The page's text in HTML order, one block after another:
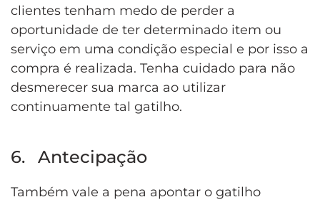
clientes tenham medo de perder a
oportunidade de ter determinado item ou
serviço em uma condição especial e por isso a
compra é realizada. Tenha cuidado para não
desmerecer sua marca ao utilizar
continuamente tal gatilho.
6. Antecipação
Também vale a pena apontar o gatilho